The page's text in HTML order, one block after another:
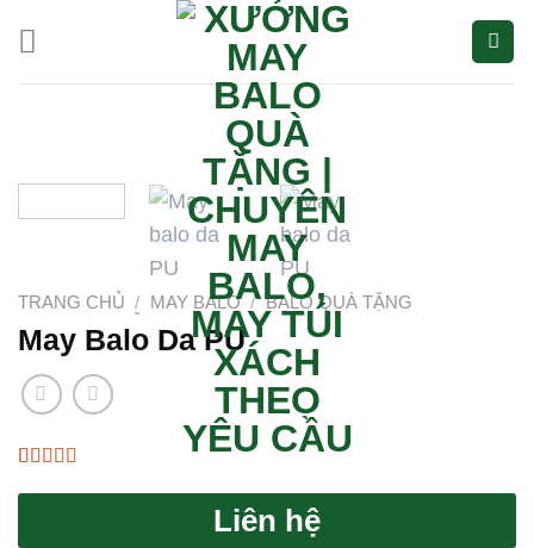
qua
nội
TRANG CHỦ / MAY BALO / BALO QUÀ TẶNG
May Balo Da PU
Liên hệ